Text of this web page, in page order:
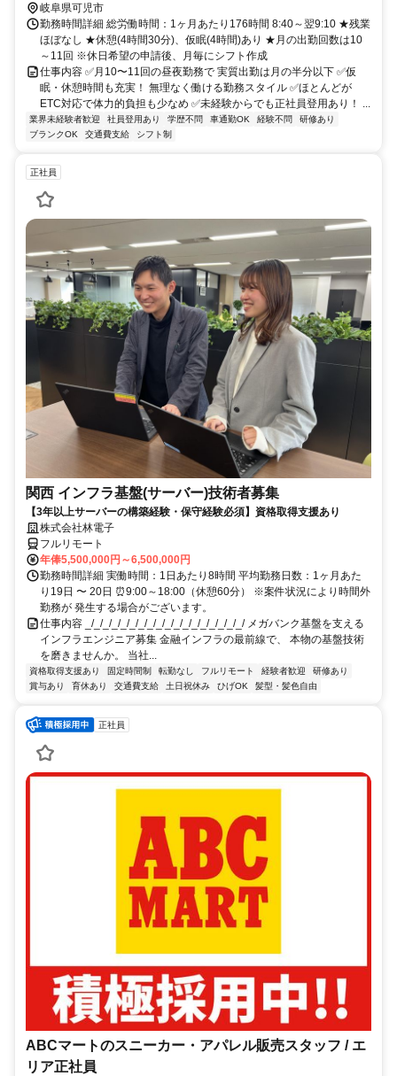
岐阜県可児市
勤務時間詳細 総労働時間：1ヶ月あたり176時間 8:40～翌9:10 ★残業
ほぼなし ★休憩(4時間30分)、仮眠(4時間)あり ★月の出勤回数は10
～11回 ※休日希望の申請後、月毎にシフト作成
仕事内容 ✅月10〜11回の昼夜勤務で 実質出勤は月の半分以下 ✅仮
眠・休憩時間も充実！ 無理なく働ける勤務スタイル ✅ほとんどが
ETC対応で体力的負担も少なめ ✅未経験からでも正社員登用あり！ ...
業界未経験者歓迎 社員登用あり 学歴不問 車通勤OK 経験不問
研修あり
ブランクOK
交通費支給 シフト制
正社員
関西 インフラ基盤(サーバー)技術者募集
【3年以上サーバーの構築経験・保守経験必須】資格取得支援あり
株式会社林電子
フルリモート
年俸5,500,000円～6,500,000円
勤務時間詳細 実働時間：1日あたり8時間 平均勤務日数：1ヶ月あた
り19日 〜 20日 ⏰9:00～18:00（休憩60分） ※案件状況により時間外
勤務が 発生する場合がございます。
仕事内容 _/_/_/_/_/_/_/_/_/_/_/_/_/_/_/_/_/_/ メガバンク基盤を支える
インフラエンジニア募集 金融インフラの最前線で、 本物の基盤技術
を磨きませんか。 当社...
資格取得支援あり 固定時間制 転勤なし フルリモート 経験者歓迎
研修あり
賞与あり
育休あり 交通費支給 土日祝休み ひげOK 髪型・髪色自由
正社員
ABCマートのスニーカー・アパレル販売スタッフ / エ
リア正社員